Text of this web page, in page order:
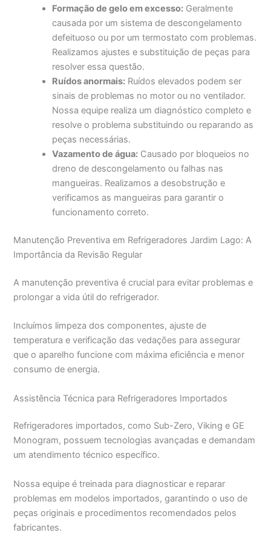
Formação de gelo em excesso: Geralmente
causada por um sistema de descongelamento
defeituoso ou por um termostato com problemas.
Realizamos ajustes e substituição de peças para
resolver essa questão.
Ruídos anormais: Ruídos elevados podem ser
sinais de problemas no motor ou no ventilador.
Nossa equipe realiza um diagnóstico completo e
resolve o problema substituindo ou reparando as
peças necessárias.
Vazamento de água: Causado por bloqueios no
dreno de descongelamento ou falhas nas
mangueiras. Realizamos a desobstrução e
verificamos as mangueiras para garantir o
funcionamento correto.
Manutenção Preventiva em Refrigeradores Jardim Lago: A
Importância da Revisão Regular
A manutenção preventiva é crucial para evitar problemas e
prolongar a vida útil do refrigerador.
Incluímos limpeza dos componentes, ajuste de
temperatura e verificação das vedações para assegurar
que o aparelho funcione com máxima eficiência e menor
consumo de energia.
Assistência Técnica para Refrigeradores Importados
Refrigeradores importados, como Sub-Zero, Viking e GE
Monogram, possuem tecnologias avançadas e demandam
um atendimento técnico específico.
Nossa equipe é treinada para diagnosticar e reparar
problemas em modelos importados, garantindo o uso de
peças originais e procedimentos recomendados pelos
fabricantes.